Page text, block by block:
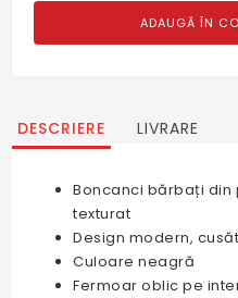
ADAUGĂ ÎN
DESCRIERE LIVRARE
Boncanci bărbați
texturat
Design modern,
Culoare neagră
Fermoar oblic pe